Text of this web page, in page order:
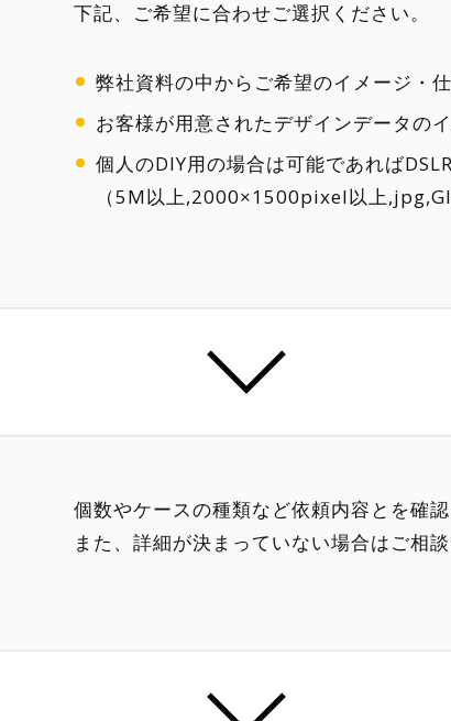
下記、ご希望に合わせご選択ください。
弊社資料の中からご希望のイメージ・
お客様が用意されたデザインデータの
個人のDIY用の場合は可能であれば
（5M以上,2000×1500pixel以上
個数やケースの種類など依頼内容とを確
また、詳細が決まっていない場合はご相談